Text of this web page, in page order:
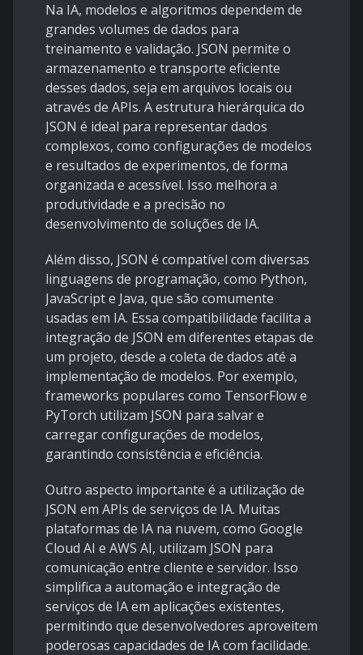
Na IA, modelos e algoritmos dependem de
grandes volumes de dados para
treinamento e validação. JSON permite o
armazenamento e transporte eficiente
desses dados, seja em arquivos locais ou
através de APIs. A estrutura hierárquica do
JSON é ideal para representar dados
complexos, como configurações de modelos
e resultados de experimentos, de forma
organizada e acessível. Isso melhora a
produtividade e a precisão no
desenvolvimento de soluções de IA.
Além disso, JSON é compatível com diversas
linguagens de programação, como Python,
JavaScript e Java, que são comumente
usadas em IA. Essa compatibilidade facilita a
integração de JSON em diferentes etapas de
um projeto, desde a coleta de dados até a
implementação de modelos. Por exemplo,
frameworks populares como TensorFlow e
PyTorch utilizam JSON para salvar e
carregar configurações de modelos,
garantindo consistência e eficiência.
Outro aspecto importante é a utilização de
JSON em APIs de serviços de IA. Muitas
plataformas de IA na nuvem, como Google
Cloud AI e AWS AI, utilizam JSON para
comunicação entre cliente e servidor. Isso
simplifica a automação e integração de
serviços de IA em aplicações existentes,
permitindo que desenvolvedores aproveitem
poderosas capacidades de IA com facilidade.